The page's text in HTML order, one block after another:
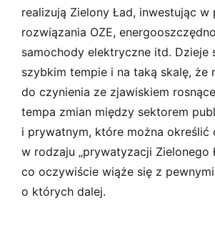
realizują Zielony Ład, inwestując w
rozwiązania OZE,
samochody elektryczne itd. Dzieje
szybkim tempie i na taką skalę, że
do czynienia ze zjawiskiem
tempa zmian między sektorem
i prywatnym, które można określić
w rodzaju „prywatyzacji Zielonego
co oczywiście wiąże się z
o których dalej.